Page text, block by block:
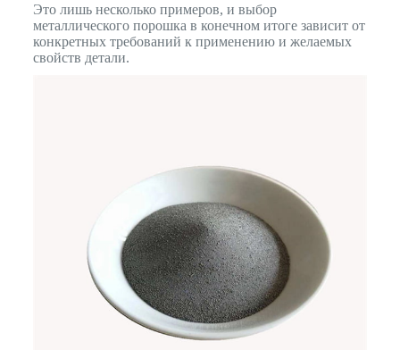
Это лишь несколько примеров, и выбор
металлического порошка в конечном итоге зависит от
конкретных требований к применению и желаемых
свойств детали.